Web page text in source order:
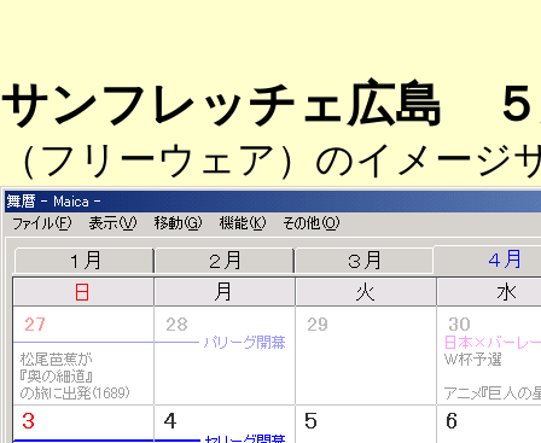
サンフレッチェ広島
（フリーウェア）のイメージ